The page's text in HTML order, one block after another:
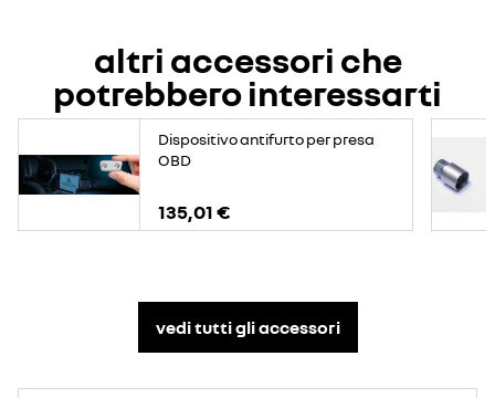
altri accessori che
potrebbero interessarti
Dispositivo antifurto per presa
OBD
135,01 €
vedi tutti gli accessori​